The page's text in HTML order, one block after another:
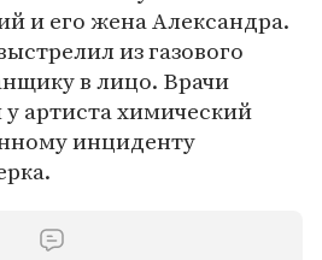
и его жена Александра.
из газового
в лицо. Врачи
артиста химический
инциденту